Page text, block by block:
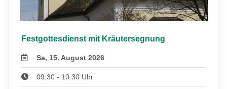
Festgottesdienst mit Kräutersegnung
Sa, 15. August 2026
09:30 - 10:30 Uhr